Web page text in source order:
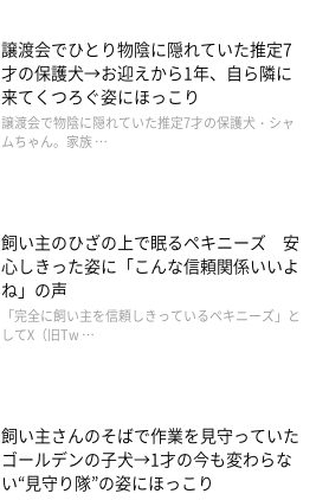
譲渡会でひとり物陰に隠れていた推定7
才の保護犬→お迎えから1年、自ら隣に
来てくつろぐ姿にほっこり
譲渡会で物陰に隠れていた推定7才の保護犬・シャ
ムちゃん。家族 …
飼い主のひざの上で眠るペキニーズ 安
心しきった姿に「こんな信頼関係いいよ
ね」の声
「完全に飼い主を信頼しきっているペキニーズ」と
してX（旧Tw …
飼い主さんのそばで作業を見守っていた
ゴールデンの子犬→1才の今も変わらな
い“見守り隊”の姿にほっこり